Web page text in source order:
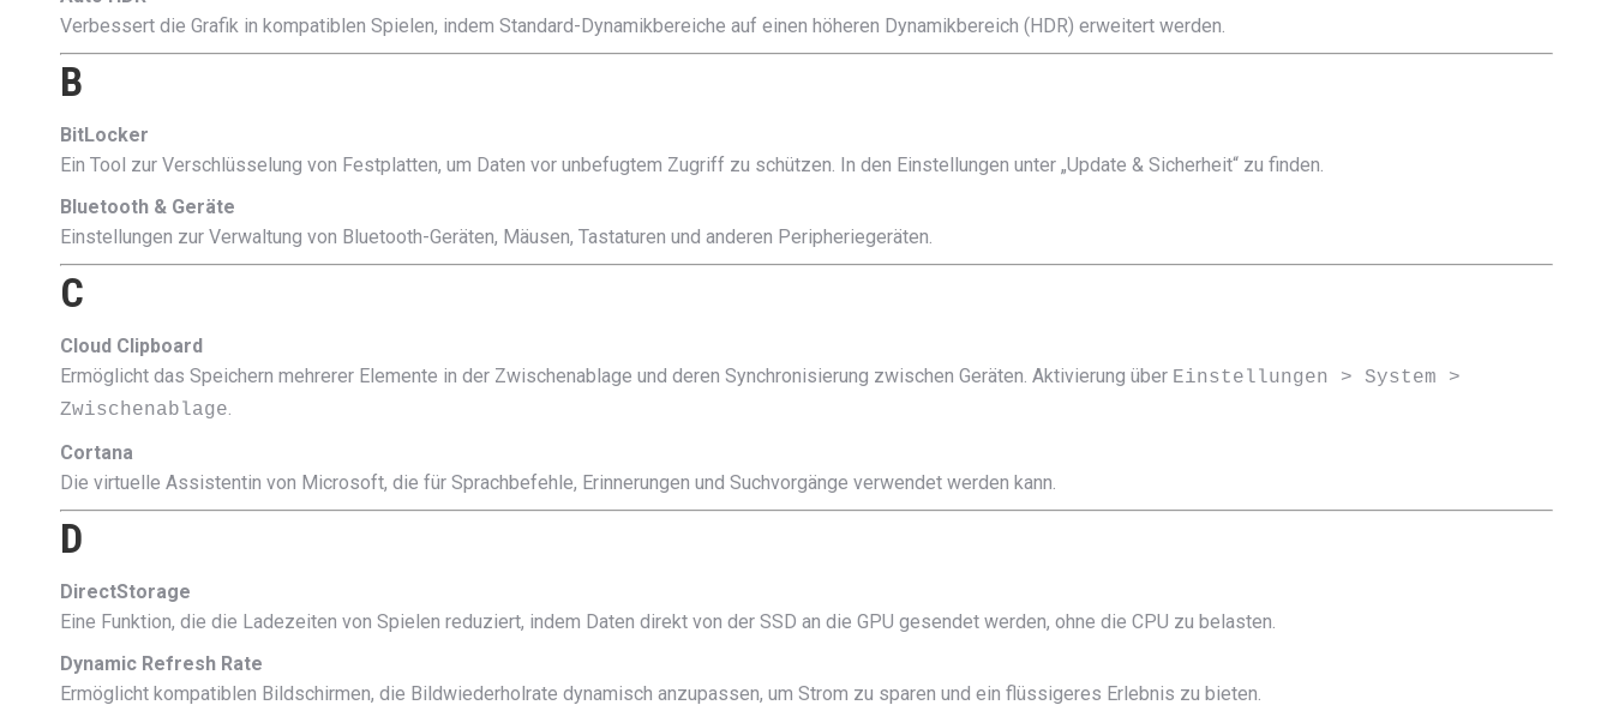
Verbessert die Grafik in kompatiblen Spielen, indem Standard-Dynamikbereiche auf einen höheren Dynamikbereich (HDR) erweitert werden.
B
BitLocker
Ein Tool zur Verschlüsselung von Festplatten, um Daten vor unbefugtem Zugriff zu schützen. In den Einstellungen unter „Update & Sicherheit“ zu finden.
Bluetooth & Geräte
Einstellungen zur Verwaltung von Bluetooth-Geräten, Mäusen, Tastaturen und anderen Peripheriegeräten.
C
Cloud Clipboard
Ermöglicht das Speichern mehrerer Elemente in der Zwischenablage und deren Synchronisierung zwischen Geräten. Aktivierung über Einstellungen > System >
Zwischenablage.
Cortana
Die virtuelle Assistentin von Microsoft, die für Sprachbefehle, Erinnerungen und Suchvorgänge verwendet werden kann.
D
DirectStorage
Eine Funktion, die die Ladezeiten von Spielen reduziert, indem Daten direkt von der SSD an die GPU gesendet werden, ohne die CPU zu belasten.
Dynamic Refresh Rate
Ermöglicht kompatiblen Bildschirmen, die Bildwiederholrate dynamisch anzupassen, um Strom zu sparen und ein flüssigeres Erlebnis zu bieten.